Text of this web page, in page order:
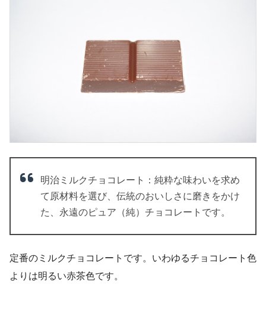
明治ミルクチョコレート：純粋な味わいを求め
て原材料を選び、伝統のおいしさに磨きをかけ
た、永遠のピュア（純）チョコレートです。
定番のミルクチョコレートです。いわゆるチョコレート色
よりは明るい赤茶色です。